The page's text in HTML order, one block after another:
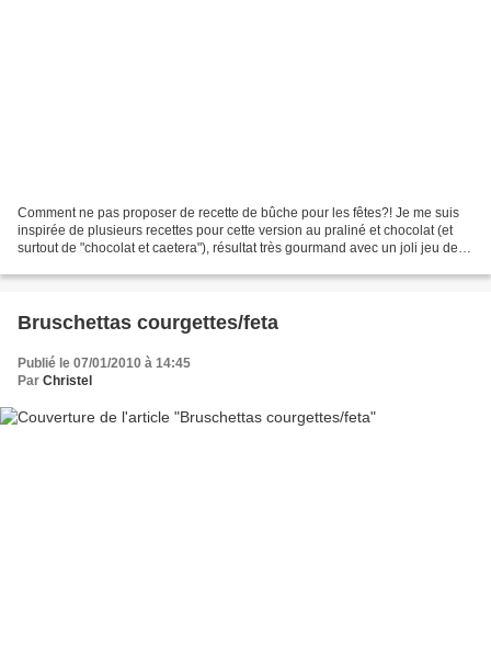
Comment ne pas proposer de recette de bûche pour les fêtes?! Je me suis
inspirée de plusieurs recettes pour cette version au praliné et chocolat (et
surtout de "chocolat et caetera"), résultat très gourmand avec un joli jeu de
Bruschettas courgettes/feta
Publié le 07/01/2010 à 14:45
Par Christel